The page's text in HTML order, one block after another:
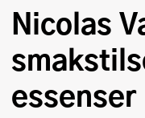
Nicolas
essenser